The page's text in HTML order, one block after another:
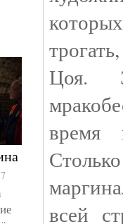
7
Цоя.
время
всей